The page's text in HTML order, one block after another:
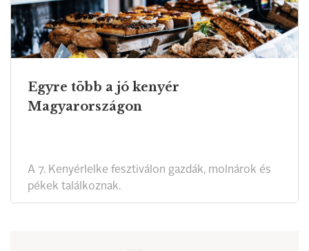
Egyre több a jó kenyér
Magyarországon
A 7. Kenyérlelke fesztiválon gazdák, molnárok és
pékek találkoznak.